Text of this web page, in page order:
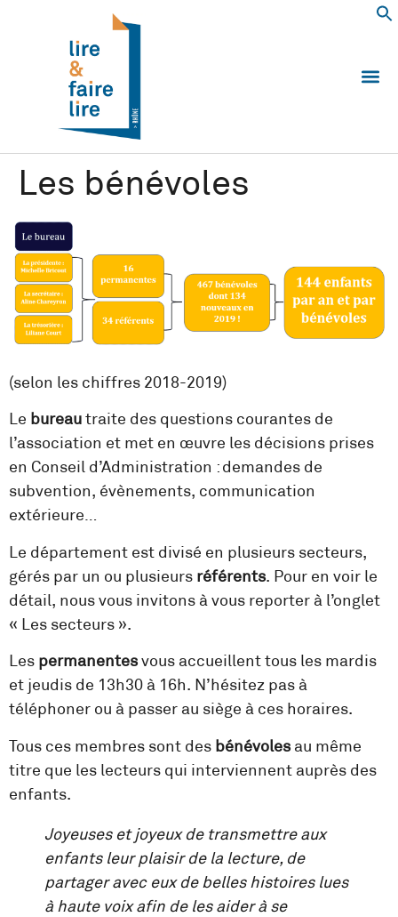
Les bénévoles
(selon les chiffres 2018-2019)
Le bureautraite des questions courantes de
l’association et met en œuvre les décisions prises
en Conseil d’Administration : demandes de
subvention, évènements, communication
extérieure…
Le département est divisé en plusieurs secteurs,
gérés par un ou plusieurs référents. Pour en voir le
détail, nous vous invitons à vous reporter à l’onglet
« Les secteurs ».
Les permanentesvous accueillent tous les mardis
et jeudis de 13h30 à 16h. N’hésitez pas à
téléphoner ou à passer au siège à ces horaires.
Tous ces membres sont des bénévoles au même
titre que les lecteurs qui interviennent auprès des
enfants.
Joyeuses et joyeux de transmettre aux
enfants leur plaisir de la lecture, de
partager avec eux de belles histoires lues
à haute voix afin de les aider à se